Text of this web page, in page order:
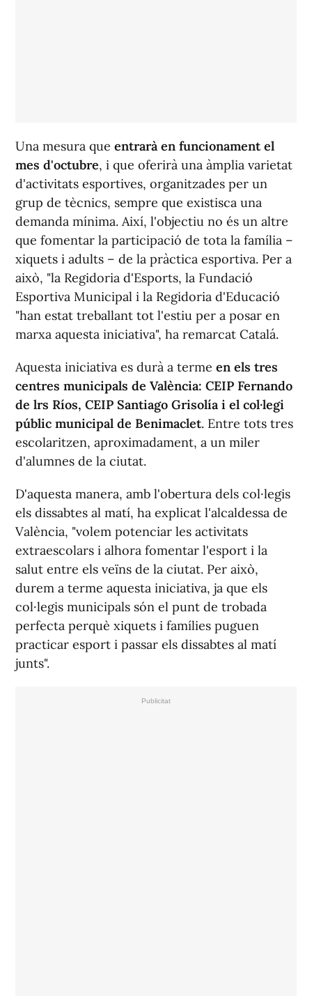
Una mesura que entrarà en funcionament el
mes d'octubre, i que oferirà una àmplia varietat
d'activitats esportives, organitzades per un
grup de tècnics, sempre que existisca una
demanda mínima. Així, l'objectiu no és un altre
que fomentar la participació de tota la família –
xiquets i adults – de la pràctica esportiva. Per a
això, "la Regidoria d'Esports, la Fundació
Esportiva Municipal i la Regidoria d'Educació
"han estat treballant tot l'estiu per a posar en
marxa aquesta iniciativa", ha remarcat Catalá.
Aquesta iniciativa es durà a terme en els tres
centres municipals de València: CEIP Fernando
de lrs Ríos, CEIP Santiago Grisolía i el col·legi
públic municipal de Benimaclet. Entre tots tres
escolaritzen, aproximadament, a un miler
d'alumnes de la ciutat.
D'aquesta manera, amb l'obertura dels col·legis
els dissabtes al matí, ha explicat l'alcaldessa de
València, "volem potenciar les activitats
extraescolars i alhora fomentar l'esport i la
salut entre els veïns de la ciutat. Per això,
durem a terme aquesta iniciativa, ja que els
col·legis municipals són el punt de trobada
perfecta perquè xiquets i famílies puguen
practicar esport i passar els dissabtes al matí
junts".